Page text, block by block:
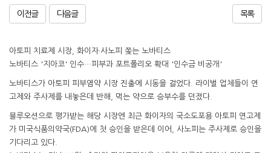
이전글 다음글 목록
아토피 치료제 시장, 화이자·사노피 쫒는 노바티스
노바티스 '지아코' 인수…피부과 포트폴리오 확대 '인수금 비공개'
노바티스가 아토피 피부염약 시장 진출에 시동을 걸었다. 라이벌 업체들이 연
고제와 주사제를 내놓은데 반해, 먹는 약으로 승부수를 던졌다.
블루오션으로 평가받는 해당 시장엔 최근 화이자의 국소도포용 아토피 연고제
가 미국식품의약국(FDA)에 첫 승인을 받은데 이어, 사노피는 주사제로 승인을
기다리고 있다.